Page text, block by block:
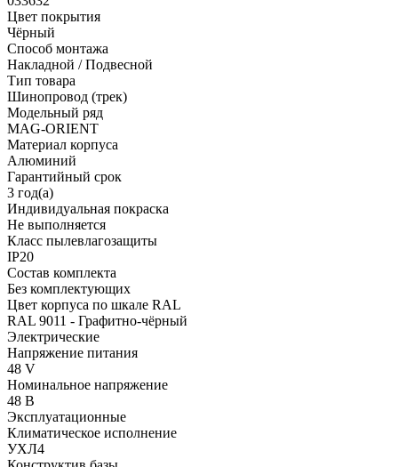
Цвет покрытия
Чёрный
Способ монтажа
Накладной / Подвесной
Тип товара
Шинопровод (трек)
Модельный ряд
MAG-ORIENT
Материал корпуса
Алюминий
Гарантийный срок
3 год(а)
Индивидуальная покраска
Не выполняется
Класс пылевлагозащиты
IP20
Состав комплекта
Без комплектующих
Цвет корпуса по шкале RAL
RAL 9011 - Графитно-чёрный
Электрические
Напряжение питания
48 V
Номинальное напряжение
48 В
Эксплуатационные
Климатическое исполнение
УХЛ4